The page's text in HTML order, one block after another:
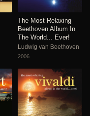
The Most Relaxing
Beethoven Album In
The World... Ever!
Ludwig van Beethoven
2006